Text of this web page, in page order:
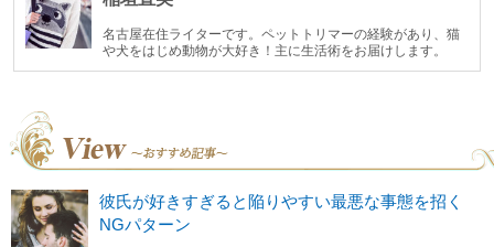
名古屋在住ライターです。ペットトリマーの経験があり、猫
や犬をはじめ動物が大好き！主に生活術をお届けします。
彼氏が好きすぎると陥りやすい最悪な事態を招く
NGパターン